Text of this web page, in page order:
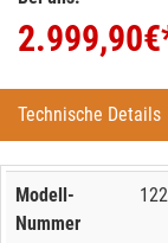
2.999,90
Technische Details
Modell-
Nummer